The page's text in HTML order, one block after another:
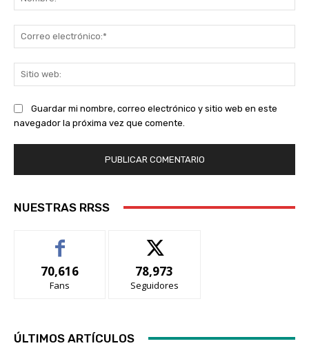
Guardar mi nombre, correo electrónico y sitio web en este
navegador la próxima vez que comente.
NUESTRAS RRSS
70,616
Fans
78,973
Seguidores
ÚLTIMOS ARTÍCULOS